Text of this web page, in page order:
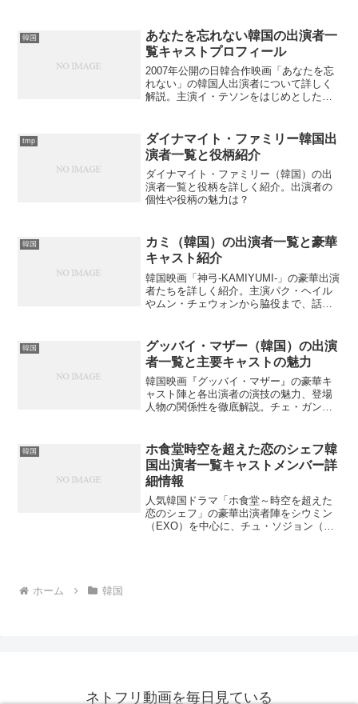
韓国
あなたを忘れない韓国の出演者一
覧キャストプロフィール
2007年公開の日韓合作映画「あなたを忘
れない」の韓国人出演者について詳しく
解説。主演イ・テソンをはじめとした韓
れらのキャストの魅力を知っています
か？
tmp
ダイナマイト・ファミリー韓国出
演者一覧と役柄紹介
ダイナマイト・ファミリー（韓国）の出
演者一覧と役柄を詳しく紹介。出演者の
個性や役柄の魅力は？
韓国
カミ（韓国）の出演者一覧と豪華
キャスト紹介
韓国映画「神弓-KAMIYUMI-」の豪華出演
者たちを詳しく紹介。主演パク・ヘイル
やムン・チェウォンから脇役まで、話題
韓国
グッバイ・マザー（韓国）の出演
者一覧と主要キャストの魅力
韓国映画『グッバイ・マザー』の豪華キ
ャスト陣と各出演者の演技の魅力、登場
人物の関係性を徹底解説。チェ・ガンヒ
韓国
ホ食堂時空を超えた恋のシェフ韓
国出演者一覧キャストメンバー詳
細情報
人気韓国ドラマ「ホ食堂～時空を超えた
恋のシェフ」の豪華出演者陣をシウミン
（EXO）を中心に、チュ・ソジョン（宇
ホーム 韓国
ネトフリ動画を毎日見ている